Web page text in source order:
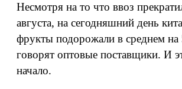
Несмотря на то что ввоз
августа, на сегодняшний день
фрукты подорожали в среднем на
говорят оптовые поставщики. И
начало.